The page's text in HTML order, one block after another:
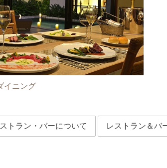
イニング
トラン・バーについて レストラン＆バ